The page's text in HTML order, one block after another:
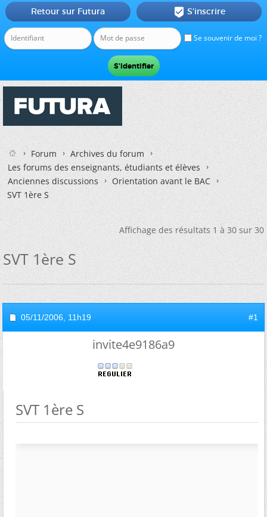
Se souvenir de moi ?
Retour sur Futura  S'inscrire
Forum
Archives du forum
Les forums des enseignants, étudiants et élèves
Anciennes discussions
Orientation avant le BAC
SVT 1ère S
Affichage des résultats 1 à 30 sur 30
SVT 1ère S
05/11/2006, 11h19 #1
invite4e9186a9
SVT 1ère S